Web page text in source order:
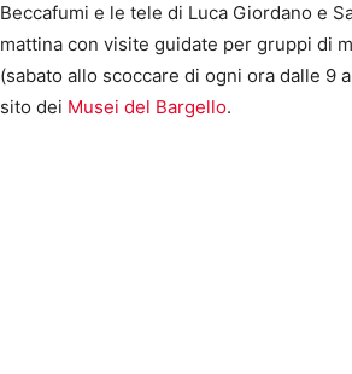
Beccafumi e le tele di Luca Giordano e
mattina con visite guidate per gruppi di
(sabato allo scoccare di ogni ora dalle 9
sito dei Musei del Bargello.